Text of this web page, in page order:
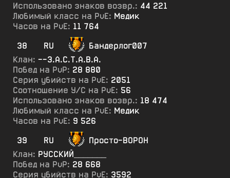
Использовано знаков возвр.: 44 221
Любимый класс на PvE: Медик
Часов на PvE: 11 764
38
RU
Бандерлог007
Клан: --З.А.С.Т.А.В.А.
Побед на PvP: 28 880
Серия убийств на PvE: 2051
Соотношение У/С на PvE: 56
Использовано знаков возвр.: 18 474
Любимый класс на PvE: Медик
Часов на PvE: 9 526
39
RU
Просто-ВОРОН
Клан: РУССКИЙ_______
Побед на PvP: 28 668
Серия убийств на PvE: 3592